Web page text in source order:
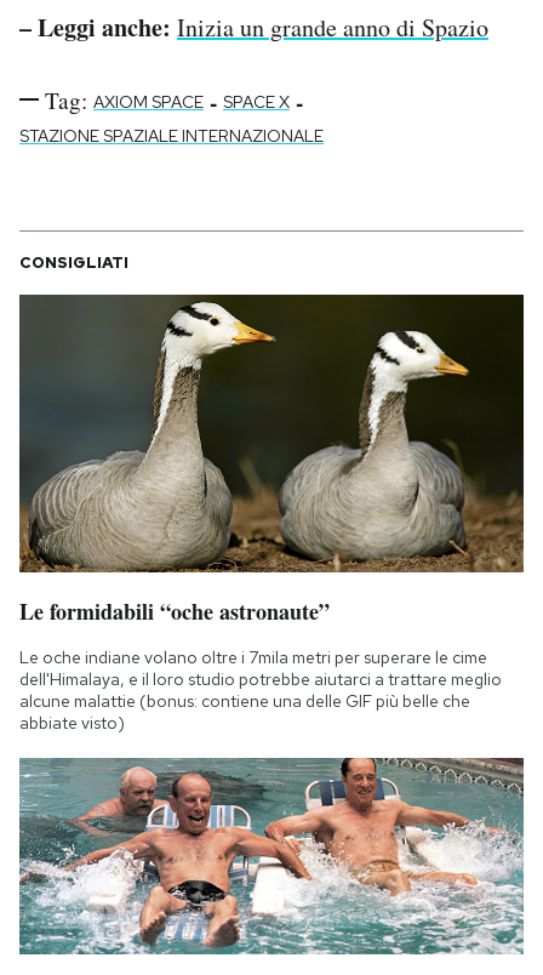
– Leggi anche: Inizia un grande anno di Spazio
Tag: AXIOM SPACE - SPACE X -
STAZIONE SPAZIALE INTERNAZIONALE
CONSIGLIATI
Le formidabili “oche astronaute”
Le oche indiane volano oltre i 7mila metri per superare le cime
dell'Himalaya, e il loro studio potrebbe aiutarci a trattare meglio
alcune malattie (bonus: contiene una delle GIF più belle che
abbiate visto)